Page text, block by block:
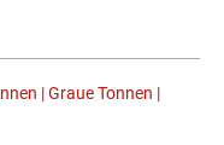
| Graue Tonnen |